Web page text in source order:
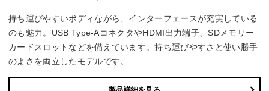
持ち運びやすいボディながら、インターフェースが充実している
のも魅力。USB Type-AコネクタやHDMI出力端子、SDメモリー
カードスロットなどを備えています。持ち運びやすさと使い勝手
のよさを両立したモデルです。